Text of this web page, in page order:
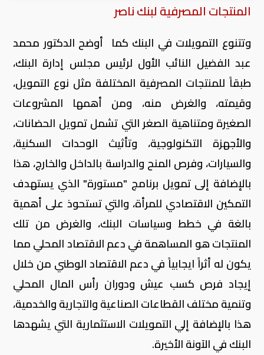
المنتجات المصرفية لبنك ناصر
وتتنوع التمويلات في البنك كما أوضح الدكتور محمد
عبد الفضيل النائب الأول لرئيس مجلس إدارة البنك،
طبقاً للمنتجات المصرفية المختلفة مثل نوع التمويل،
وقيمته، والغرض منه، ومن أهمها المشروعات
الصغيرة ومتناهية الصغر التي تشمل تمويل الحضانات،
والأجهزة التكنولوجية، وتأثيث الوحدات السكنية،
والسيارات، وفرص المنح والدراسة بالداخل والخارج، هذا
بالإضافة إلى تمويل برنامج "مستورة" الذي يستهدف
التمكين الاقتصادي للمرأة، والتي تستحوذ على أهمية
بالغة في خطط وسياسات البنك، والغرض من تلك
المنتجات هو المساهمة في دعم الاقتصاد المحلي مما
يكون له أثراً ايجابياً في دعم الاقتصاد الوطني من خلال
إيجاد فرص كسب عيش ودوران رأس المال المحلي
وتنمية مختلف القطاعات الصناعية والتجارية والخدمية،
هذا بالإضافة إلي التمويلات الاستثمارية التي يشهدها
البنك في الآونة الأخيرة.